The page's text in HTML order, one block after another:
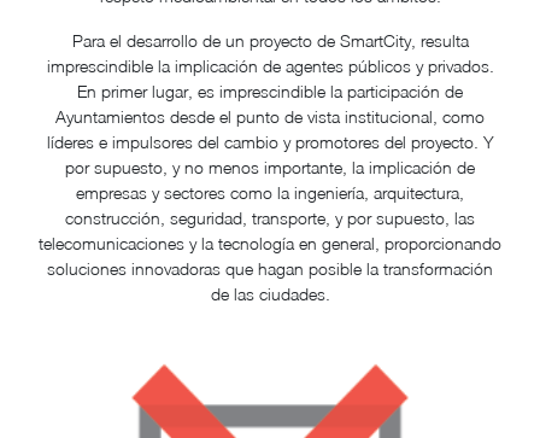
Para el desarrollo de un proyecto de SmartCity, resulta
imprescindible la implicación de agentes públicos y privados.
En primer lugar, es imprescindible la participación de
Ayuntamientos desde el punto de vista institucional, como
líderes e impulsores del cambio y promotores del proyecto. Y
por supuesto, y no menos importante, la implicación de
empresas y sectores como la ingeniería, arquitectura,
construcción, seguridad, transporte, y por supuesto, las
telecomunicaciones y la tecnología en general, proporcionando
soluciones innovadoras que hagan posible la transformación
de las ciudades.